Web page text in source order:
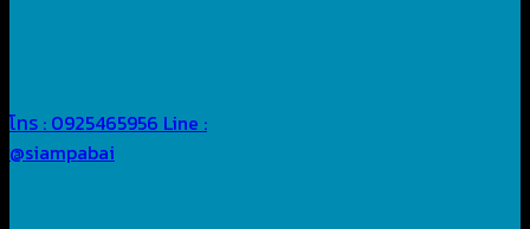
โทร : 0925465956 Line :
@siampabai